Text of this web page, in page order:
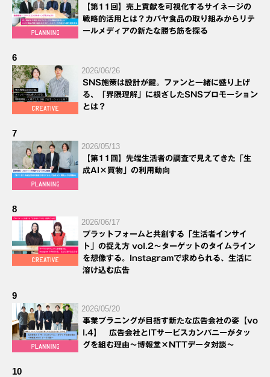
【第11回】売上貢献を可視化するサイネージの
戦略的活用とは？カバヤ食品の取り組みからリテ
ールメディアの新たな勝ち筋を探る
6
2026/06/26
SNS施策は設計が鍵。ファンと一緒に盛り上げ
る、「界隈理解」に根ざしたSNSプロモーション
とは？
7
2026/05/13
【第11回】先端生活者の調査で見えてきた「生
成AI×買物」の利用動向
8
2026/06/17
プラットフォームと共創する「生活者インサイ
ト」の捉え方 vol.2～ターゲットのタイムライン
を想像する。Instagramで求められる、生活に
溶け込む広告
9
2026/05/20
事業プラニングが目指す新たな広告会社の姿【vo
l.4】 広告会社とITサービスカンパニーがタッ
グを組む理由～博報堂×NTTデータ対談～
10